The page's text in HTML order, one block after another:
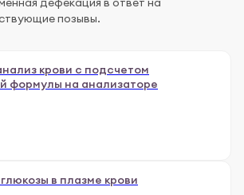
позывы.
крови с подсчетом
формулы на анализаторе
в плазме крови